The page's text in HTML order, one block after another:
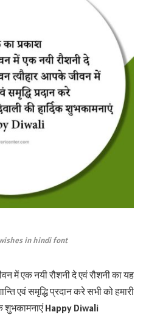
in hindi font
में एक नयी रौशनी दे एवं रौशनी का यह
एवं समृद्धि प्रदान करे सभी को हमारी
शुभकामनाएं Happy Diwali